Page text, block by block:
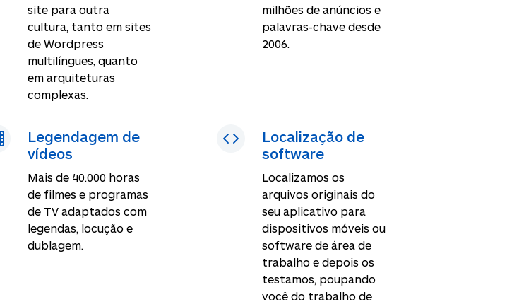
site para outra
cultura, tanto em sites
de Wordpress
multilíngues, quanto
em arquiteturas
complexas.
milhões de anúncios e
palavras-chave desde
2006.
Legendagem de
vídeos
Mais de 40.000 horas
de filmes e programas
de TV adaptados com
legendas, locução e
dublagem.
Localização de
software
Localizamos os
arquivos originais do
seu aplicativo para
dispositivos móveis ou
software de área de
trabalho e depois os
testamos, poupando
você do trabalho de